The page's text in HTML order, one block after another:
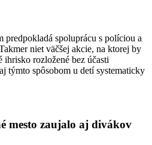
predpokladá spoluprácu s políciou a
niet väčšej akcie, na ktorej by
ihrisko rozložené bez účasti
týmto spôsobom u detí systematicky
mesto zaujalo aj divákov